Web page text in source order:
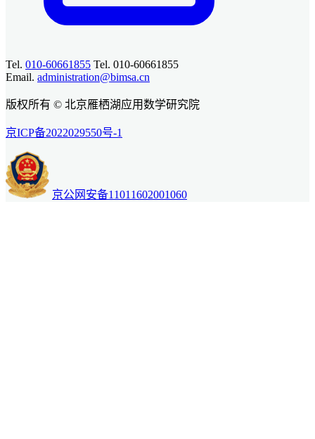
Tel. 010-60661855 Tel. 010-60661855
Email. administration@bimsa.cn
版权所有 © 北京雁栖湖应用数学研究院
京ICP备2022029550号-1
京公网安备11011602001060